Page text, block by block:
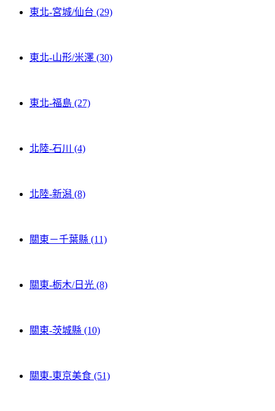
東北-宮城/仙台 (29)
東北-山形/米澤 (30)
東北-福島 (27)
北陸-石川 (4)
北陸-新潟 (8)
關東－千葉縣 (11)
關東-栃木/日光 (8)
關東-茨城縣 (10)
關東-東京美食 (51)